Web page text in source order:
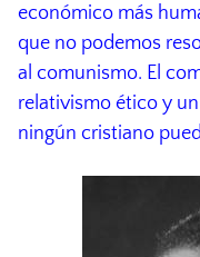
económico más
que no podemos
al comunismo. El
relativismo ético y
ningún cristiano